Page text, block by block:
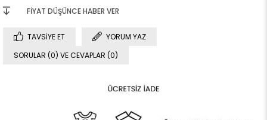
FIYAT DÜŞÜNCE HABER VER
TAVSIYE ET
YORUM YAZ
SORULAR (0) VE CEVAPLAR (0)